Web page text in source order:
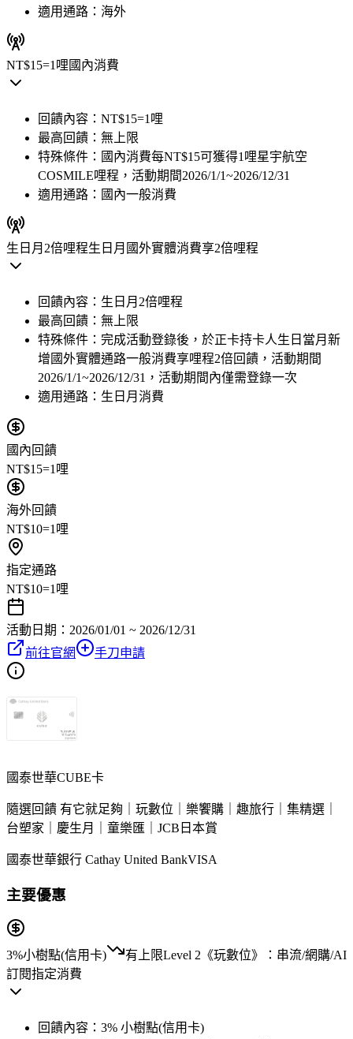
適用通路： 海外
NT$15=1哩 國內消費
回饋內容： NT$15=1哩
最高回饋： 無上限
特殊條件： 國內消費每NT$15可獲得1哩星宇航空
COSMILE哩程，活動期間2026/1/1~2026/12/31
適用通路： 國內一般消費
生日月2倍哩程生日月國外實體消費享2倍哩程
回饋內容： 生日月2倍哩程
最高回饋： 無上限
特殊條件： 完成活動登錄後，於正卡持卡人生日當月新
增國外實體通路一般消費享哩程2倍回饋，活動期間
2026/1/1~2026/12/31，活動期間內僅需登錄一次
適用通路： 生日月消費
國內回饋
NT$15=1哩
海外回饋
NT$10=1哩
指定通路
NT$10=1哩
活動日期： 2026/01/01 ~ 2026/12/31
前往官網
手刀申請
國泰世華CUBE卡
隨選回饋 有它就足夠｜玩數位｜樂饗購｜趣旅行｜集精選｜
台塑家｜慶生月｜童樂匯｜JCB日本賞
國泰世華銀行 Cathay United BankVISA
主要優惠
3%小樹點(信用卡) 有上限Level 2《玩數位》：串流/網購/AI
訂閱指定消費
回饋內容： 3% 小樹點(信用卡)